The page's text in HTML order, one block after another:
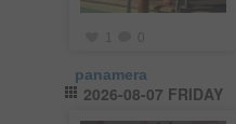
panamera
2026-08-07 FRIDAY